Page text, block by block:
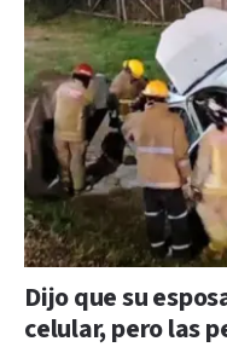
Dijo que su
celular, pero las